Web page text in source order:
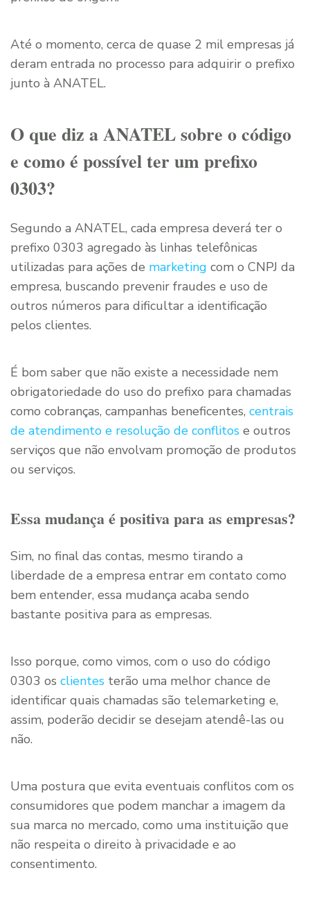
Até o momento, cerca de quase 2 mil empresas já
deram entrada no processo para adquirir o prefixo
junto à ANATEL.
O que diz a ANATEL sobre o código
e como é possível ter um prefixo
0303?
Segundo a ANATEL, cada empresa deverá ter o
prefixo 0303 agregado às linhas telefônicas
utilizadas para ações de marketing com o CNPJ da
empresa, buscando prevenir fraudes e uso de
outros números para dificultar a identificação
pelos clientes.
É bom saber que não existe a necessidade nem
obrigatoriedade do uso do prefixo para chamadas
como cobranças, campanhas beneficentes, centrais
de atendimento e resolução de conflitos e outros
serviços que não envolvam promoção de produtos
ou serviços.
Essa mudança é positiva para as empresas?
Sim, no final das contas, mesmo tirando a
liberdade de a empresa entrar em contato como
bem entender, essa mudança acaba sendo
bastante positiva para as empresas.
Isso porque, como vimos, com o uso do código
0303 os clientes terão uma melhor chance de
identificar quais chamadas são telemarketing e,
assim, poderão decidir se desejam atendê-las ou
não.
Uma postura que evita eventuais conflitos com os
consumidores que podem manchar a imagem da
sua marca no mercado, como uma instituição que
não respeita o direito à privacidade e ao
consentimento.